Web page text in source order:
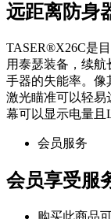
远距离防身
TASER®X26C是
用泰瑟装备，续航
手器的失能率。像
激光瞄准可以轻易
幕可以显示电量且
会员服务
会员享受服
购买此商品